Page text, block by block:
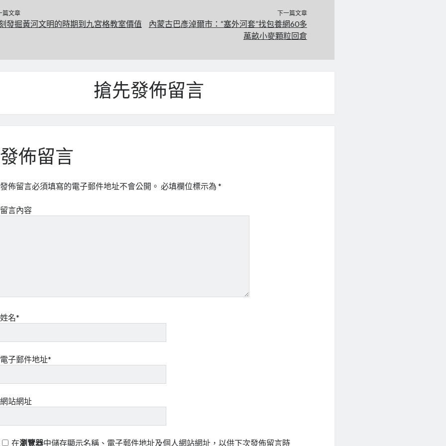
篇文章
發掘黃河文明的時期到九宮格教室價值
下一篇文章
內蒙古巴彥淖爾市：“塞外河套”找包養網60多
萬畝小麥顆粒回倉
搶先發佈留言
發佈留言
發佈留言必須填寫的電子郵件地址不會公開。 必填欄位標示為*
留言內容
姓名*
電子郵件地址*
網站網址
在瀏覽器中儲存顯示名稱、電子郵件地址及個人網站網址，以供下次發佈留言時